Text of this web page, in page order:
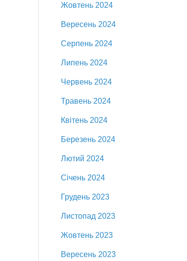
Жовтень 2024
Вересень 2024
Серпень 2024
Липень 2024
Червень 2024
Травень 2024
Квітень 2024
Березень 2024
Лютий 2024
Січень 2024
Грудень 2023
Листопад 2023
Жовтень 2023
Вересень 2023